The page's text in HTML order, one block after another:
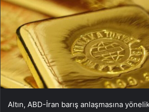
Altın, ABD-İran barış anlaşmasına